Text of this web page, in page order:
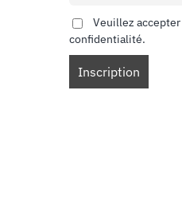
Veuillez
confidentialité.